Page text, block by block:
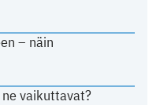
– näin
vaikuttavat?